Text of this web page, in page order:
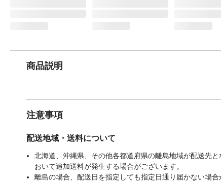
商品説明
注意事項
配送地域・送料について
北海道、沖縄県、その他各都道府県の離島地域が配送先
おいて追加送料が発生する場合がございます。
離島の場合、配送日を指定しても指定日通り届かない場合